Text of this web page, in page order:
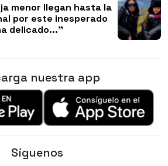
menor llegan hasta la
por este inesperado
delicado..."
nuestra app
Síguenos